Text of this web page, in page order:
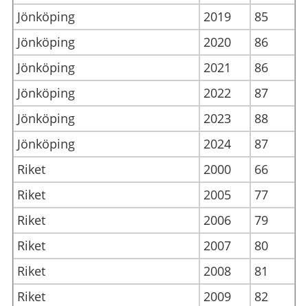
Jönköping
2019
85
Jönköping
2020
86
Jönköping
2021
86
Jönköping
2022
87
Jönköping
2023
88
Jönköping
2024
87
Riket
2000
66
Riket
2005
77
Riket
2006
79
Riket
2007
80
Riket
2008
81
Riket
2009
82